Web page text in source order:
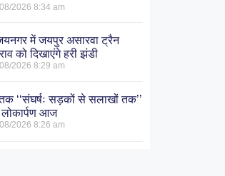
20268:34 am
में जयपुर असारवा ट्रैन
को दिखाएंगे हरी झंडी
20268:29 am
‘‘संघर्षः सड़कों से सलाखों तक’’
आज
20268:26 am